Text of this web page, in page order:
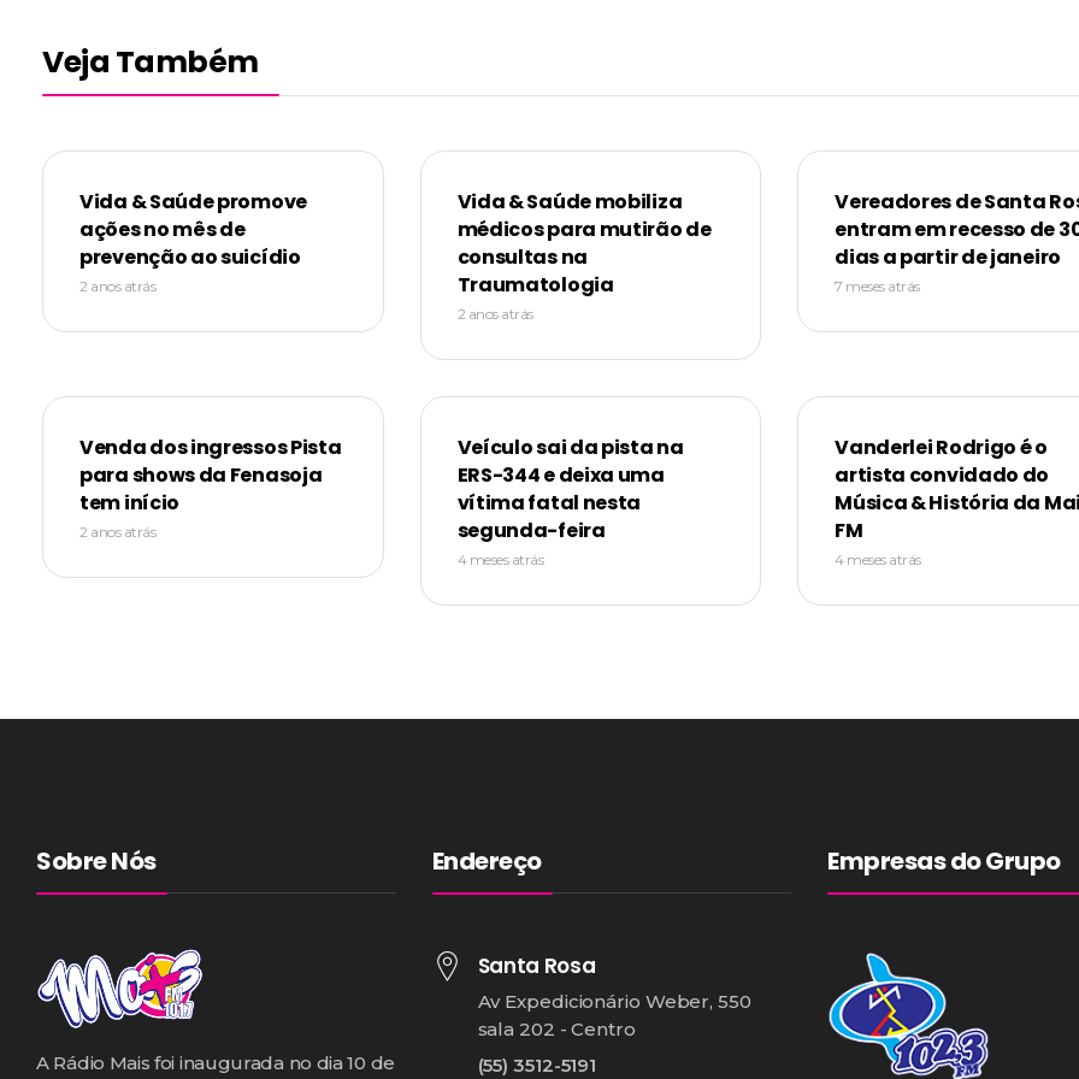
Veja Também
Vida & Saúde promove
ações no mês de
prevenção ao suicídio
2 anos atrás
Vida & Saúde mobiliza
médicos para mutirão de
consultas na
Traumatologia
2 anos atrás
Vereadores de Santa
entram em recesso de
dias a partir de janeiro
7 meses atrás
Venda dos ingressos Pista
para shows da Fenasoja
tem início
2 anos atrás
Veículo sai da pista na
ERS-344 e deixa uma
vítima fatal nesta
segunda-feira
4 meses atrás
Vanderlei Rodrigo é o
artista convidado do
Música & História da
FM
4 meses atrás
Sobre Nós
A Rádio Mais foi inaugurada no dia 10 de
Endereço
Santa Rosa
Av Expedicionário Weber, 550
sala 202 - Centro
(55) 3512-5191
Empresas do Grupo